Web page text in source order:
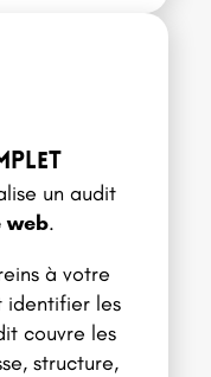
un audit
web.
à votre
identifier les
couvre les
structure,